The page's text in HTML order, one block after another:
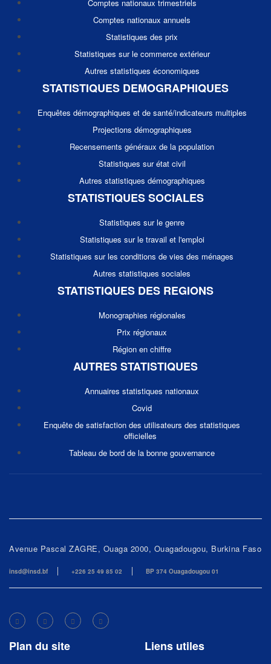
Comptes nationaux trimestriels
Comptes nationaux annuels
Statistiques des prix
Statistiques sur le commerce extérieur
Autres statistiques économiques
STATISTIQUES DEMOGRAPHIQUES
Enquêtes démographiques et de santé/indicateurs multiples
Projections démographiques
Recensements généraux de la population
Statistiques sur état civil
Autres statistiques démographiques
STATISTIQUES SOCIALES
Statistiques sur le genre
Statistiques sur le travail et l'emploi
Statistiques sur les conditions de vies des ménages
Autres statistiques sociales
STATISTIQUES DES REGIONS
Monographies régionales
Prix régionaux
Région en chiffre
AUTRES STATISTIQUES
Annuaires statistiques nationaux
Covid
Enquête de satisfaction des utilisateurs des statistiques
officielles
Tableau de bord de la bonne gouvernance
Avenue Pascal ZAGRE, Ouaga 2000, Ouagadougou, Burkina Faso
insd@insd.bf +226 25 49 85 02 BP 374 Ouagadougou 01
Plan du site Liens utiles